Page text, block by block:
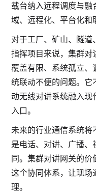
载台纳入远程调度与融
域、远程化、平台化和
对于工厂、矿山、隧
指挥项目来说，集群对
覆盖有限、系统孤立、
统联动不便的问题。它
动无线对讲系统融入现
入口。
未来的行业通信系统将
是电话、对讲、广播
同。集群对讲网关的
这个协同体系，让现场
理。